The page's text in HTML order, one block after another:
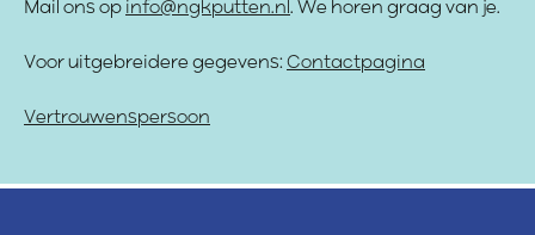
Mail ons op info@ngkputten.nl . We horen graag van je.
Voor uitgebreidere gegevens: Contactpagina
Vertrouwenspersoon